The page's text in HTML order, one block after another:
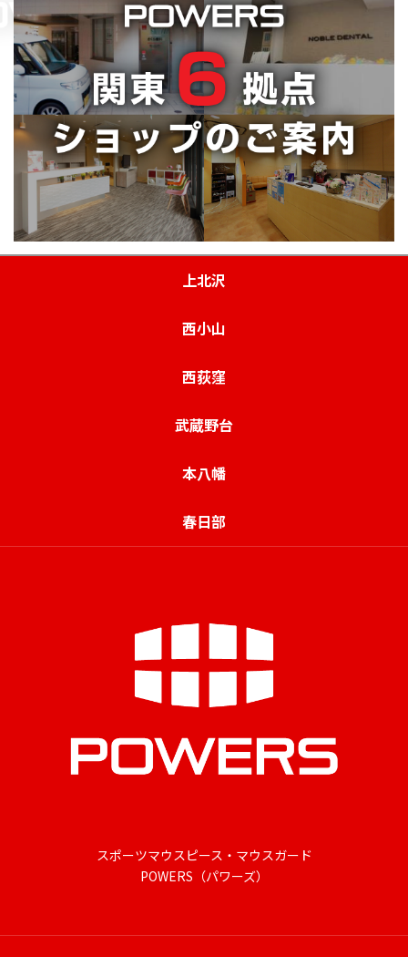
上北沢
西小山
西荻窪
武蔵野台
本八幡
春日部
スポーツマウスピース・マウスガード
POWERS（パワーズ）